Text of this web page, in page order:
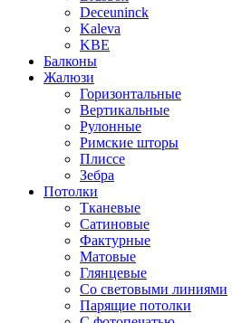
Deceuninck
Kaleva
KBE
Балконы
Жалюзи
Горизонтальные
Вертикальные
Рулонные
Римские шторы
Плиссе
Зебра
Потолки
Тканевые
Сатиновые
Фактурные
Матовые
Глянцевые
Со световыми линиями
Парящие потолки